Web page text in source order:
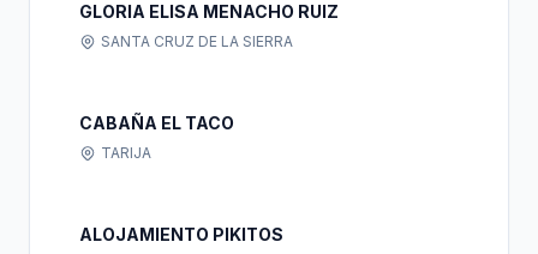
GLORIA ELISA MENACHO RUIZ
SANTA CRUZ DE LA SIERRA
CABAÑA EL TACO
TARIJA
ALOJAMIENTO PIKITOS